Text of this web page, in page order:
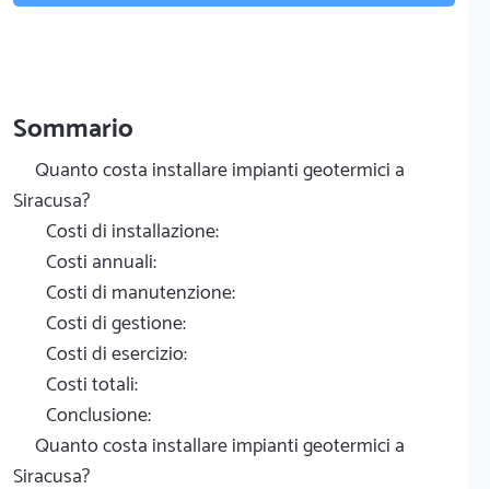
Sommario
Quanto costa installare impianti geotermici a
Siracusa?
Costi di installazione:
Costi annuali:
Costi di manutenzione:
Costi di gestione:
Costi di esercizio:
Costi totali:
Conclusione:
Quanto costa installare impianti geotermici a
Siracusa?